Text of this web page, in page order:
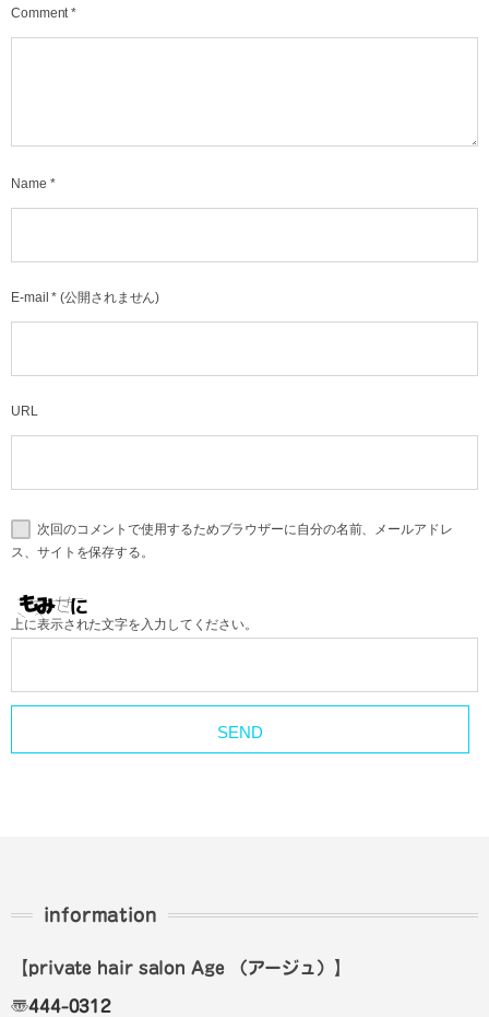
Comment *
Name *
E-mail * (公開されません)
URL
次回のコメントで使用するためブラウザーに自分の名前、メールアドレ
ス、サイトを保存する。
上に表示された文字を入力してください。
information
【private hair salon Age （アージュ） 】
〠444-0312